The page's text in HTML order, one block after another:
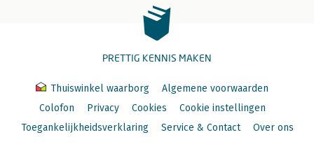
PRETTIG KENNIS MAKEN
Thuiswinkel waarborg
Algemene voorwaarden
Colofon
Privacy Cookies
Cookie instellingen
Toegankelijkheidsverklaring
Service & Contact Over ons